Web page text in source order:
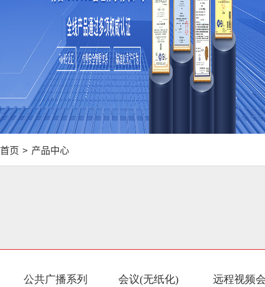
首页 > 产品中心
公共广播系列 会议(无纸化) 远程视频